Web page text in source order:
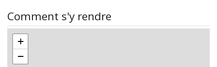
Comment s'y rendre
+
−